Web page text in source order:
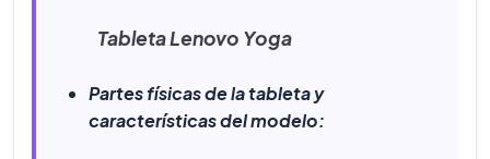
Tableta Lenovo Yoga
Partes físicas de la tableta y
características del modelo: